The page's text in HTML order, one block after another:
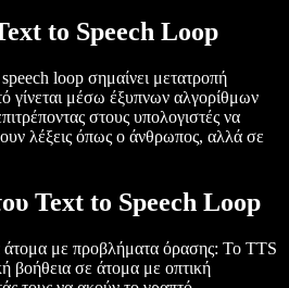
to Speech Loop
loop σημαίνει μετατροπή
γίνεται μέσω έξυπνων αλγορίθμων
στους υπολογιστές να
λέξεις όπως ο άνθρωπος, αλλά σε
Text to Speech Loop
άτομα με προβλήματα όρασης: Το TTS
βοήθεια σε άτομα με οπτική